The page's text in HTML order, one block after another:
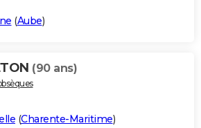
(Aube)
(90 ans)
(Charente-Maritime)